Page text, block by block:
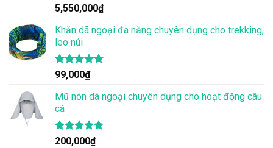
Được xếp
hạng 4.83
5 sao
5,550,000₫
Khăn dã ngoại đa năng chuyên dụng cho trekking,
leo núi
Được xếp
hạng
4.83
5 sao
99,000₫
Mũ nón dã ngoại chuyên dụng cho hoạt động câu
cá
Được xếp
200,000₫